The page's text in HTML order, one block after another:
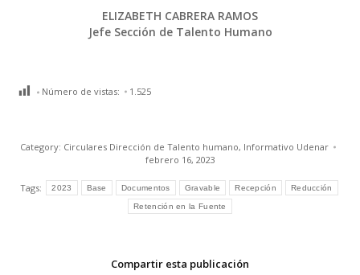
ELIZABETH CABRERA RAMOS
Jefe Sección de Talento Humano
Número de vistas: 1.525
Category: Circulares Dirección de Talento humano, Informativo Udenar
febrero 16, 2023
Tags: 2023 Base Documentos Gravable Recepción Reducción
Retención en la Fuente
Compartir esta publicación